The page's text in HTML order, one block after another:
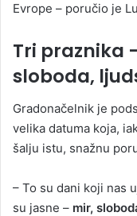
Evrope – poručio je
Tri praznika
sloboda,
Gradonačelnik je
velika datuma koja,
šalju istu, snažnu
– To su dani koji nas
su jasne – mir,